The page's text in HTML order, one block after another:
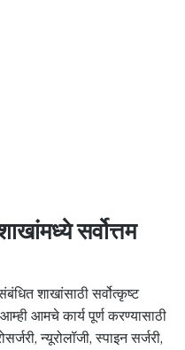
सर्वोत्तम
शाखांसाठी सर्वोत्कृष्ट
आमचे कार्य पूर्ण करण्यासाठी
न्यूरोलॉजी, स्पाइन सर्जरी,